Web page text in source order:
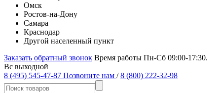
Омск
Ростов-на-Дону
Самара
Краснодар
Другой населенный пункт
Заказать обратный звонок Время работы Пн-Сб 09:00-17:30.
Вс выходной
8 (495) 545-47-87 Позвоните нам / 8 (800) 222-32-98